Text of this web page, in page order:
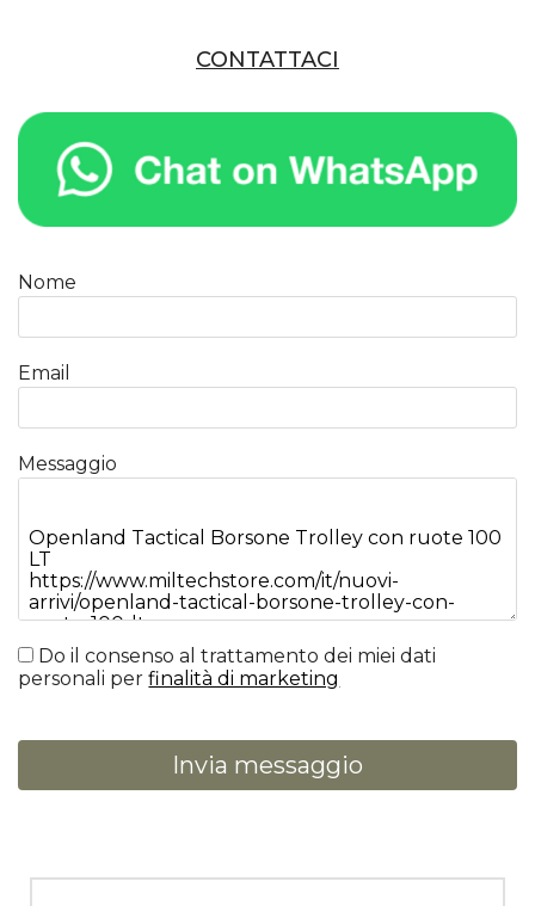
CONTATTACI
Nome
Email
Messaggio
Do il consenso al trattamento dei miei dati
personali perfinalità di marketing
Invia messaggio